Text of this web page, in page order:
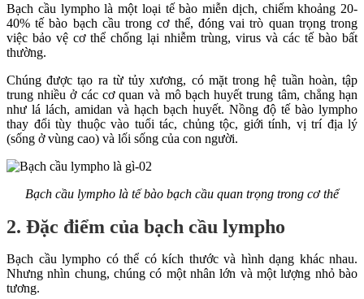
Bạch cầu lympho là một loại tế bào miễn dịch, chiếm khoảng 20-
40% tế bào bạch cầu trong cơ thể, đóng vai trò quan trọng trong
việc bảo vệ cơ thể chống lại nhiễm trùng, virus và các tế bào bất
thường.
Chúng được tạo ra từ tủy xương, có mặt trong hệ tuần hoàn, tập
trung nhiều ở các cơ quan và mô bạch huyết trung tâm, chẳng hạn
như lá lách, amidan và hạch bạch huyết. Nồng độ tế bào lympho
thay đổi tùy thuộc vào tuổi tác, chủng tộc, giới tính, vị trí địa lý
(sống ở vùng cao) và lối sống của con người.
Bạch cầu lympho là tế bào bạch cầu quan trọng trong cơ thể
2. Đặc điểm của bạch cầu lympho
Bạch cầu lympho có thể có kích thước và hình dạng khác nhau.
Nhưng nhìn chung, chúng có một nhân lớn và một lượng nhỏ bào
tương.